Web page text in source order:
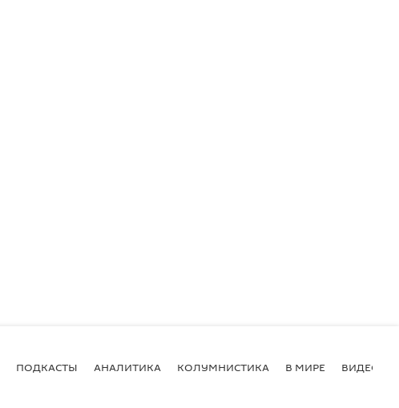
ПОДКАСТЫ АНАЛИТИКА КОЛУМНИСТИКА В МИРЕ ВИДЕО